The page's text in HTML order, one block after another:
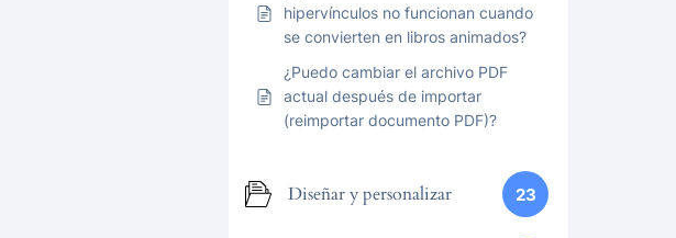
hipervínculos no funcionan cuando
se convierten en libros animados?
¿Puedo cambiar el archivo PDF
actual después de importar
(reimportar documento PDF)?
Diseñar y personalizar 23